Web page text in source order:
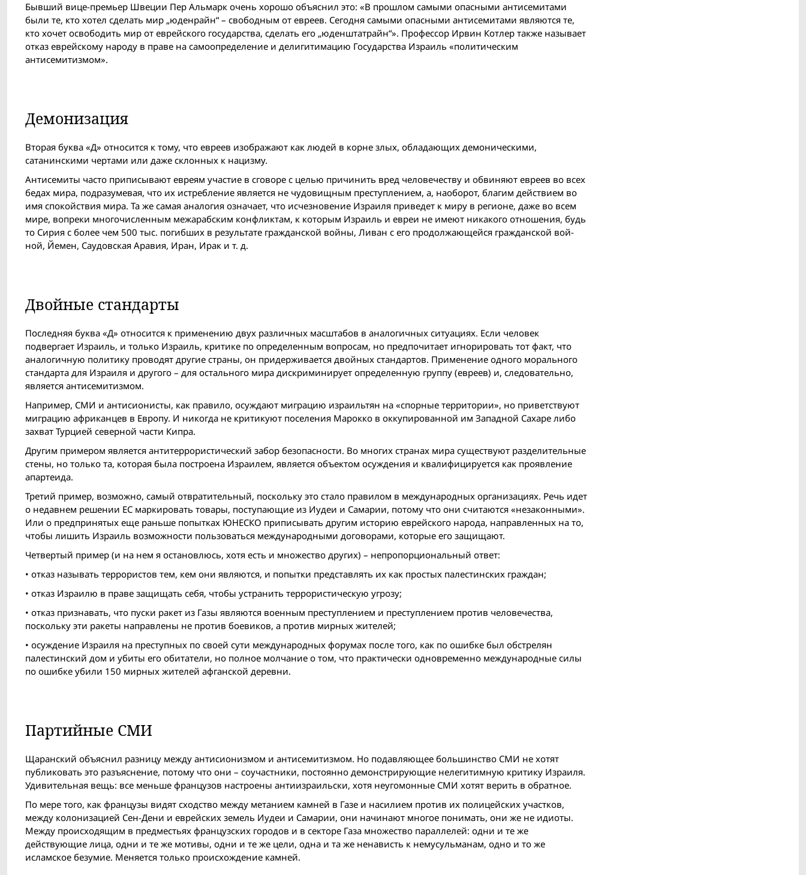
Бывший вице-премьер Швеции Пер Альмарк очень хорошо объяснил это: «В прошлом самыми опасными антисемитами
были те, кто хотел сделать мир „юденрайн“ – свободным от евреев. Сегодня самыми опасными антисемитами являются те,
кто хочет освободить мир от еврейского государства, сделать его „юденштат­райн“». Профессор Ирвин Котлер также называет
отказ еврейскому народу в праве на самоопределение и делигитимацию Государства Израиль «политическим
антисемитизмом».
Демонизация
Вторая буква «Д» относится к тому, что евреев изображают как людей в корне злых, обладающих демоническими,
сатанинскими чертами или даже склонных к нацизму.
Антисемиты часто приписывают евреям участие в сговоре с целью причинить вред человечеству и обвиняют евреев во всех
бедах мира, подразумевая, что их истребление является не чудовищным преступлением, а, наоборот, благим действием во
имя спокойствия мира. Та же самая аналогия означает, что исчезновение Израиля приведет к миру в регионе, даже во всем
мире, вопреки многочисленным межарабским конфликтам, к которым Израиль и евреи не имеют никакого отношения, будь
то Сирия с более чем 500 тыс. погибших в результате гражданской вой­ны, Ливан с его продолжающейся гражданской вой­
ной, Йемен, Саудовская Аравия, Иран, Ирак и т. д.
Двой­ные стандарты
Последняя буква «Д» относится к применению двух различных масштабов в аналогичных ситуациях. Если человек
подвергает Израиль, и только Израиль, критике по определенным вопросам, но предпочитает игнорировать тот факт, что
аналогичную политику проводят другие страны, он придерживается двой­ных стандартов. Применение одного морального
стандарта для Израиля и другого – для остального мира дискриминирует определенную группу (евреев) и, следовательно,
является антисемитизмом.
Например, СМИ и антисионисты, как правило, осуждают миграцию израильтян на «спорные территории», но приветствуют
миграцию африканцев в Европу. И никогда не критикуют поселения Марокко в оккупированной им Западной Сахаре либо
захват Турцией северной части Кипра.
Другим примером является антитеррористический забор безопасности. Во многих странах мира существуют разделительные
стены, но только та, которая была построена Израилем, является объектом осуждения и квалифицируется как проявление
апартеида.
Третий пример, возможно, самый отвратительный, поскольку это стало правилом в международных организациях. Речь идет
о недавнем решении ЕС маркировать товары, поступающие из Иудеи и Самарии, потому что они считаются «незаконными».
Или о предпринятых еще раньше попытках ЮНЕСКО приписывать другим историю еврейского народа, направленных на то,
чтобы лишить Израиль возможности пользоваться международными договорами, которые его защищают.
Четвертый пример (и на нем я остановлюсь, хотя есть и множество других) – непропорциональный ответ:
• отказ называть террористов тем, кем они являются, и попытки представлять их как простых палестинских граждан;
• отказ Израилю в праве защищать себя, чтобы устранить террористическую угрозу;
• отказ признавать, что пуски ракет из Газы являются военным преступлением и преступлением против человечества,
поскольку эти ракеты направлены не против боевиков, а против мирных жителей;
• осуждение Израиля на преступных по своей сути международных форумах после того, как по ошибке был обстрелян
палестинский дом и убиты его обитатели, но полное молчание о том, что практически одновременно международные силы
по ошибке убили 150 мирных жителей афганской деревни.
Партийные СМИ
Щаранский объяснил разницу между антисионизмом и антисемитизмом. Но подавляющее большинство СМИ не хотят
публиковать это разъяснение, потому что они – соучастники, постоянно демонстрирующие нелегитимную критику Израиля.
Удивительная вещь: все меньше французов настроены антиизраильски, хотя неугомонные СМИ хотят верить в обратное.
По мере того, как французы видят сходство между метанием камней в Газе и насилием против их полицейских участков,
между колонизацией Сен-Дени и еврейских земель Иудеи и Самарии, они начинают многое понимать, они же не идиоты.
Между происходящим в предместьях французских городов и в секторе Газа множество параллелей: одни и те же
действующие лица, одни и те же мотивы, одни и те же цели, одна и та же ненависть к немусульманам, одно и то же
исламское безумие. Меняется только происхождение камней.